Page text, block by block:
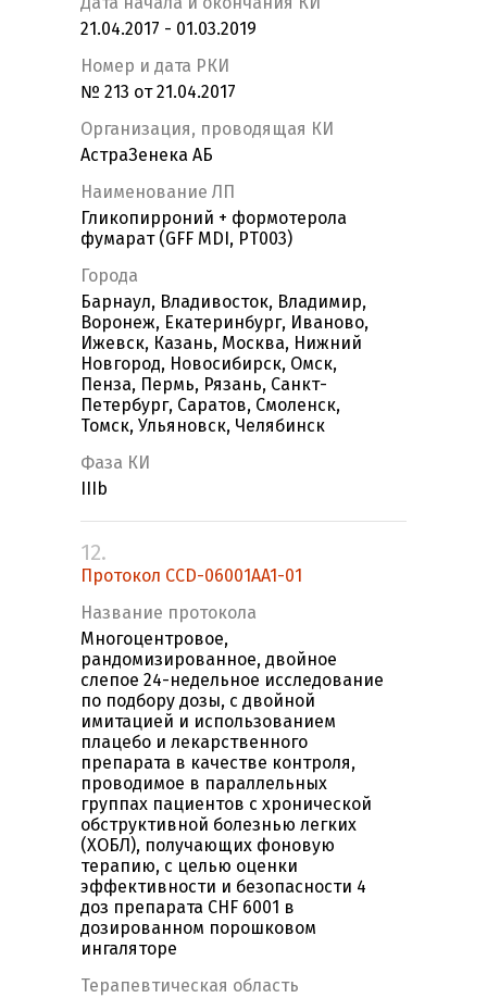
21.04.2017 - 01.03.2019
Номер и дата РКИ
№ 213 от 21.04.2017
Организация, проводящая КИ
АстраЗенека АБ
Наименование ЛП
Гликопирроний + формотерола
фумарат (GFF MDI, PT003)
Города
Барнаул, Владивосток, Владимир,
Воронеж, Екатеринбург, Иваново,
Ижевск, Казань, Москва, Нижний
Новгород, Новосибирск, Омск,
Пенза, Пермь, Рязань, Санкт-
Петербург, Саратов, Смоленск,
Томск, Ульяновск, Челябинск
Фаза КИ
IIIb
12.
Протокол CCD-06001AA1-01
Название протокола
Многоцентровое,
рандомизированное, двойное
слепое 24-недельное исследование
по подбору дозы, с двойной
имитацией и использованием
плацебо и лекарственного
препарата в качестве контроля,
проводимое в параллельных
группах пациентов с хронической
обструктивной болезнью легких
(ХОБЛ), получающих фоновую
терапию, с целью оценки
эффективности и безопасности 4
доз препарата CHF 6001 в
дозированном порошковом
ингаляторе
Терапевтическая область